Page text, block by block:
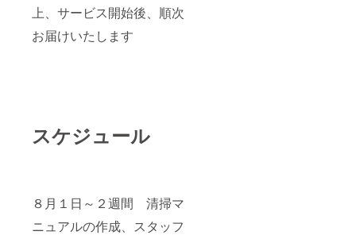
上、サービス開始後、順次
お届けいたします
スケジュール
８月１日～２週間 清掃マ
ニュアルの作成、スタッフ